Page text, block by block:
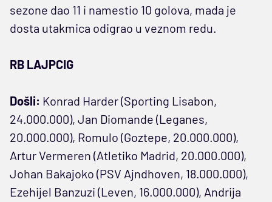
sezone dao 11 i namestio 10 golova, mada je
dosta utakmica odigrao u veznom redu.
RB LAJPCIG
Došli: Konrad Harder (Sporting Lisabon,
24.000.000), Jan Diomande (Leganes,
20.000.000), Romulo (Goztepe, 20.000.000),
Artur Vermeren (Atletiko Madrid, 20.000.000),
Johan Bakajoko (PSV Ajndhoven, 18.000.000),
Ezehijel Banzuzi (Leven, 16.000.000), Andrija